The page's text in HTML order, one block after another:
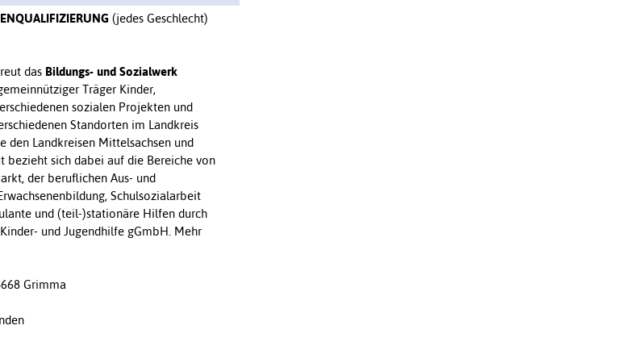
(jedes Geschlecht)
das Bildungs- und Sozialwerk
Träger Kinder,
sozialen Projekten und
Standorten im Landkreis
den Landkreisen Mittelsachsen und
bezieht sich dabei auf die Bereiche von
der beruflichen Aus- und
Schulsozialarbeit
und (teil-)stationäre Hilfen durch
und Jugendhilfe gGmbH. Mehr
Grimma